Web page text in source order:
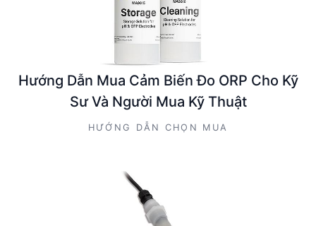
Hướng Dẫn Mua Cảm Biến Đo ORP Cho Kỹ
Sư Và Người Mua Kỹ Thuật
HƯỚNG DẪN CHỌN MUA